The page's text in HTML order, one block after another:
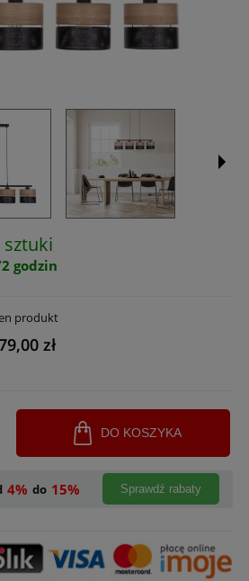
sztuki
godzin
produkt
zł
DO KOSZYKA
4% do 15% Sprawdź rabaty